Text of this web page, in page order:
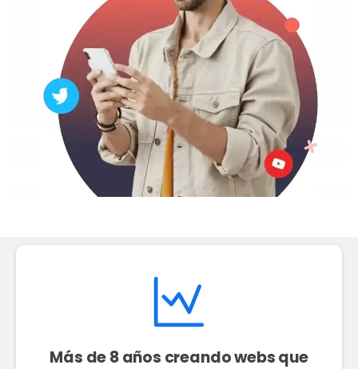
Más de 8 años creando webs que